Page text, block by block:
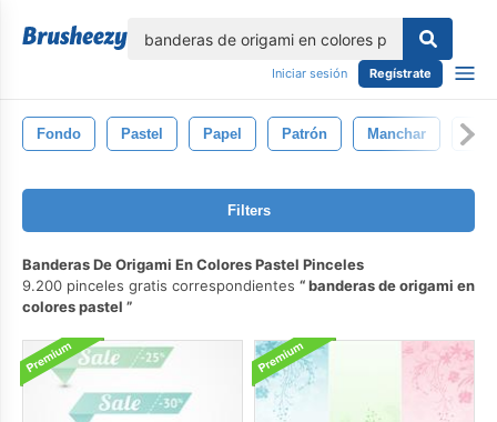
Iniciar sesión Regístrate
Fondo Pastel Papel Patrón Manchar
Filters
Banderas De Origami En Colores Pastel Pinceles
9.200 pinceles gratis correspondientes
banderas de origami en
colores pastel